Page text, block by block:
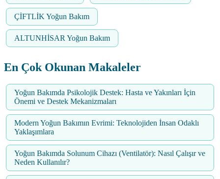
ÇİFTLİK Yoğun Bakım
ALTUNHİSAR Yoğun Bakım
En Çok Okunan Makaleler
Yoğun Bakımda Psikolojik Destek: Hasta ve Yakınları İçin
Önemi ve Destek Mekanizmaları
Modern Yoğun Bakımın Evrimi: Teknolojiden İnsan Odaklı
Yaklaşımlara
Yoğun Bakımda Solunum Cihazı (Ventilatör): Nasıl Çalışır ve
Neden Kullanılır?